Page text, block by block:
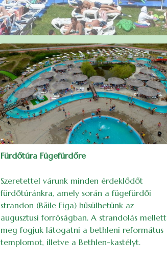
Fürdőtúra Fügefürdőre
Szeretettel várunk minden érdeklődőt
fürdőtúránkra, amely során a fügefürdői
strandon (Băile Figa) hűsülhetünk az
augusztusi forróságban. A strandolás mellett
meg fogjuk látogatni a bethleni református
templomot, illetve a Bethlen-kastélyt.